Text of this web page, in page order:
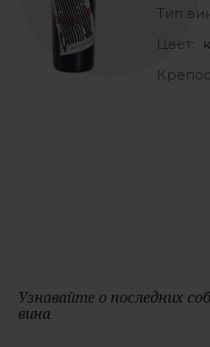
Тип
Цвет:
Узнавайте о последних
вина